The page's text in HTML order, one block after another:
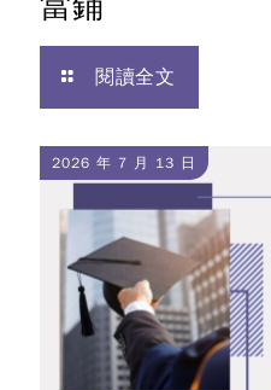
閱讀全文
2026 年 7 月 13 日